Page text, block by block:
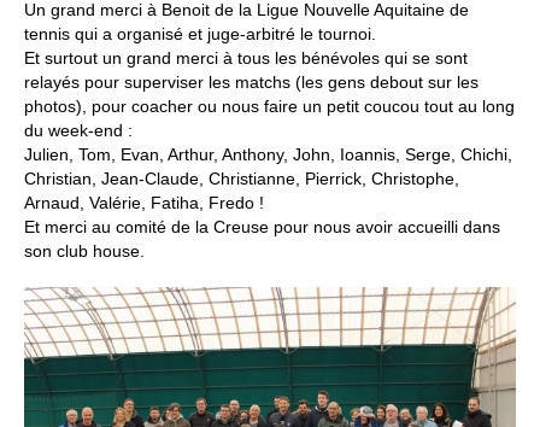
Un grand merci à Benoit de la Ligue Nouvelle Aquitaine de
tennis qui a organisé et juge-arbitré le tournoi.
Et surtout un grand merci à tous les bénévoles qui se sont
relayés pour superviser les matchs (les gens debout sur les
photos), pour coacher ou nous faire un petit coucou tout au long
du week-end :
Julien, Tom, Evan, Arthur, Anthony, John, Ioannis, Serge, Chichi,
Christian, Jean-Claude, Christianne, Pierrick, Christophe,
Arnaud, Valérie, Fatiha, Fredo !
Et merci au comité de la Creuse pour nous avoir accueilli dans
son club house.